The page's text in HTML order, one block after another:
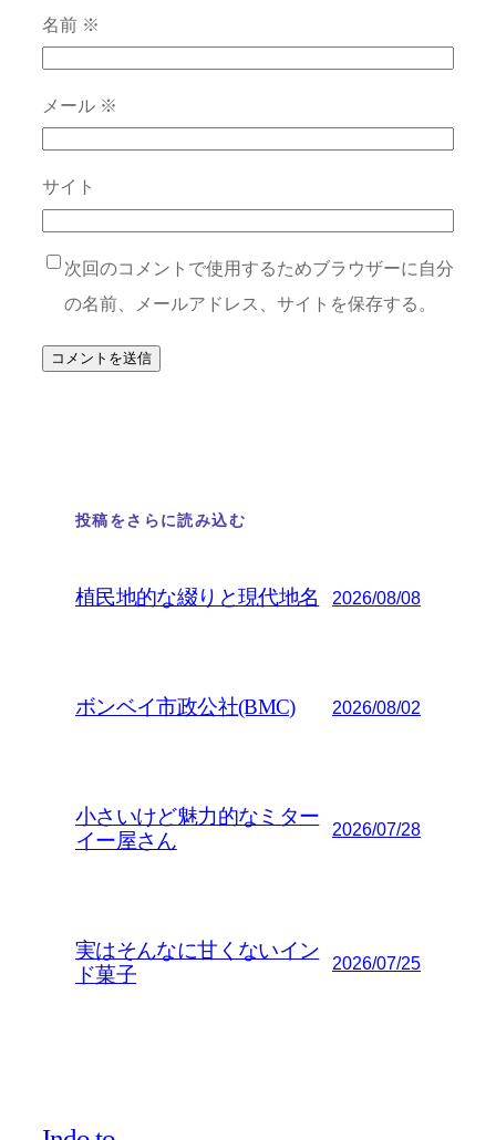
名前 ※
メール ※
サイト
次回のコメントで使用するためブラウザーに自分
の名前、メールアドレス、サイトを保存する。
投稿をさらに読み込む
植民地的な綴りと現代地名 2026/08/08
ボンベイ市政公社(BMC) 2026/08/02
小さいけど魅力的なミター
イー屋さん
2026/07/28
実はそんなに甘くないイン
ド菓子
2026/07/25